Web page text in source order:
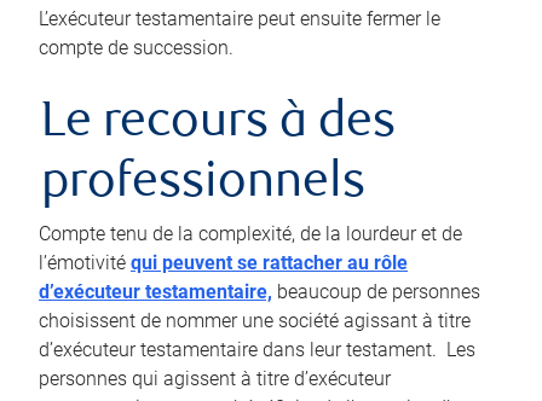
L’exécuteur testamentaire peut ensuite fermer le
compte de succession.
Le recours à des
professionnels
Compte tenu de la complexité, de la lourdeur et de
l’émotivité qui peuvent se rattacher au rôle
d’exécuteur testamentaire, beaucoup de personnes
choisissent de nommer une société agissant à titre
d’exécuteur testamentaire dans leur testament. Les
personnes qui agissent à titre d’exécuteur